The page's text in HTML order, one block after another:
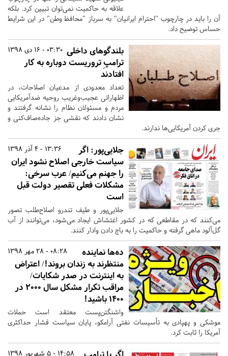
علاقه به حاکمیت نمی‌توان تبیین کرد. بلکه
آن را باید در چارچوب "احترام ایرانیان" به سرباز "محافظ وطن" در این شرایط
حساس توضیح داد.
03:30 - 16 دی 1398 بلندگوهای داخلی
ترامپِ تروریست دوباره به کار
افتادند
تعداد معدودی از مدعیان اصلاحات، در
اظهاراتی عجیب‌وغریب روحیه ضدآمریکایی
مردم و مسئولان نظام را نشانه گرفتند و
نشان دادند که نقشی جز جاده‌صاف‌کنی و
جری کردن آمریکایی‌ها ندارند.
13:36 - 4 آذر 1398
جلایی‌پور: اگر
سیاست خارجی اصلاح نشود ایران
را جهنم می‌کنیم/ عرب سرخی:
مشکلات فعلی تقصیر دولت قبل
است
جلایی‌پور و طیف تندرو اصلاح‌طلب تصور
می‌کنند که در مقاطعی که در کشور اغتشاش ایجاد می‌شود، می‌توانند از آب
گل‌آلود ماهی گرفته و حاکمیت را به باج دادن وادار کنند.
08:28 - 28 مهر 1398
ده‌ها نماینده
منتظرند به زندان بروند!/ اعتراض
به اینترنت در صدر شکایات/
مراقب تکرار مشکل سال ۲۰۰۰ در
۱۴۰۰ باشید!
واشنگتن‌پست معتقد است حملات
موشکی و پهپادی به تأسیسات نفتی آرامکو، پایان سیاست فشار حداکثری
آمریکا را ثابت کرد.
14:58 - 5 شهریور 1398